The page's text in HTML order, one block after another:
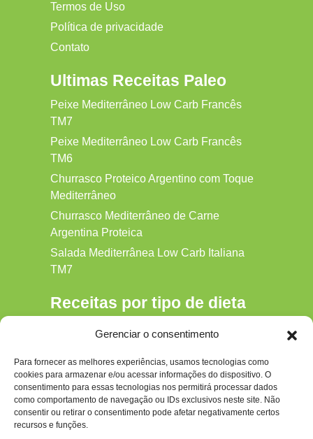
Gerenciar o consentimento
Para fornecer as melhores experiências, usamos tecnologias como
cookies para armazenar e/ou acessar informações do dispositivo. O
consentimento para essas tecnologias nos permitirá processar dados
como comportamento de navegação ou IDs exclusivos neste site. Não
consentir ou retirar o consentimento pode afetar negativamente certos
recursos e funções.
Termos de Uso
Política de privacidade
Contato
Ultimas Receitas Paleo
Peixe Mediterrâneo Low Carb Francês
TM7
Peixe Mediterrâneo Low Carb Francês
TM6
Churrasco Proteico Argentino com Toque
Mediterrâneo
Churrasco Mediterrâneo de Carne
Argentina Proteica
Salada Mediterrânea Low Carb Italiana
TM7
Receitas por tipo de dieta
Gluten‑free
Hipocalórica
Low Carb
Nenhum